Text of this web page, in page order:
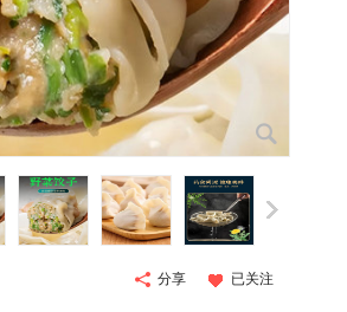
分享 已关注